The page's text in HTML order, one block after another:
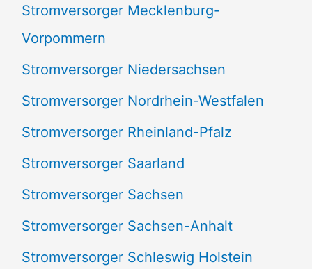
Stromversorger Mecklenburg-
Vorpommern
Stromversorger Niedersachsen
Stromversorger Nordrhein-Westfalen
Stromversorger Rheinland-Pfalz
Stromversorger Saarland
Stromversorger Sachsen
Stromversorger Sachsen-Anhalt
Stromversorger Schleswig Holstein